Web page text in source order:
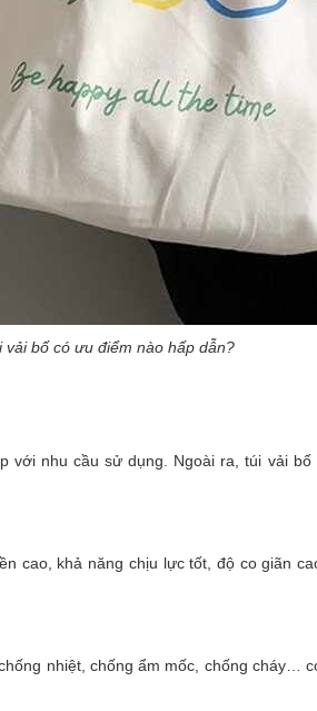
vải bố có ưu điểm nào hấp dẫn?
với nhu cầu sử dụng. Ngoài ra, túi vải
cao, khả năng chịu lực tốt, độ co giãn
nhiệt, chống ẩm mốc, chống cháy…